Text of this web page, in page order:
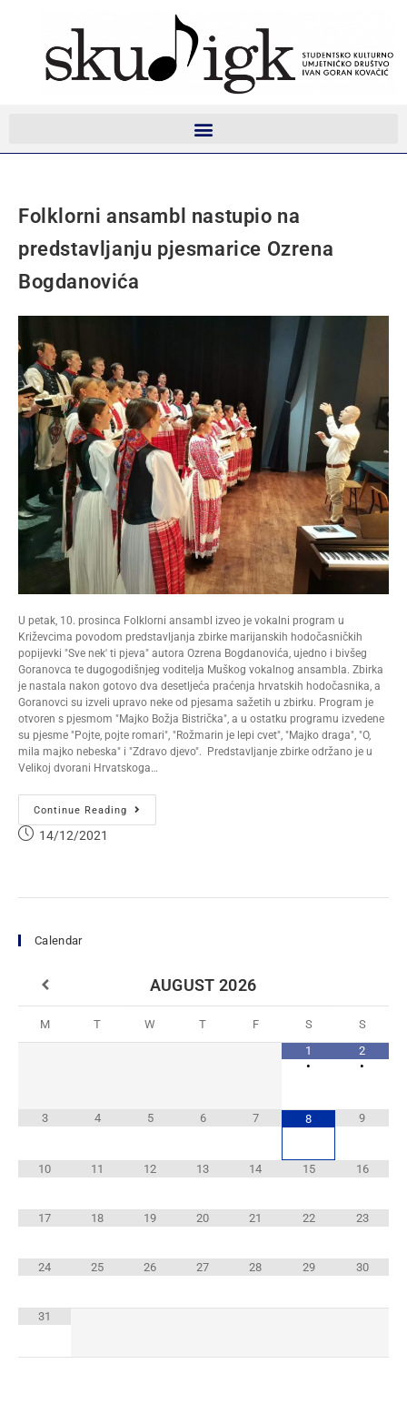
Folklorni ansambl nastupio na
predstavljanju pjesmarice Ozrena
Bogdanovića
U petak, 10. prosinca Folklorni ansambl izveo je vokalni program u
Križevcima povodom predstavljanja zbirke marijanskih hodočasničkih
popijevki "Sve nek' ti pjeva" autora Ozrena Bogdanovića, ujedno i bivšeg
Goranovca te dugogodišnjeg voditelja Muškog vokalnog ansambla. Zbirka
je nastala nakon gotovo dva desetljeća praćenja hrvatskih hodočasnika, a
Goranovci su izveli upravo neke od pjesama sažetih u zbirku. Program je
otvoren s pjesmom "Majko Božja Bistrička", a u ostatku programu izvedene
su pjesme "Pojte, pojte romari", "Rožmarin je lepi cvet", "Majko draga", "O,
mila majko nebeska" i "Zdravo djevo". Predstavljanje zbirke održano je u
Velikoj dvorani Hrvatskoga…
Continue Reading
14/12/2021
Calendar
AUGUST 2026
M T W T F S
S
1
•
2
•
3 4 5 6 7 8 9
10 11 12 13 14 15 16
17 18 19 20 21 22 23
24 25 26 27 28 29 30
31